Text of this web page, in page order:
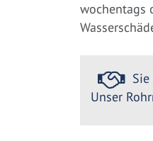
wochentags
Unser